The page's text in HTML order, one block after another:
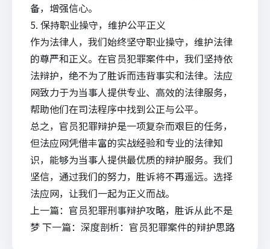
备，增强信心。
5. 保持职业操守，维护公平正义
作为法律人，我们始终坚守职业操守，维护法律
的尊严和正义。在官员犯罪案件中，我们坚持依
法辩护，绝不为了胜诉而违背事实和法律。法应
网致力于为当事人提供专业、高效的法律服务，
帮助他们在司法程序中找到公正与公平。
总之，官员犯罪辩护是一项复杂而艰巨的任务，
但法应网凭借丰富的实战经验和专业的法律知
识，能够为当事人提供最优质的辩护服务。我们
坚信，通过我们的努力，胜诉将不再遥远。选择
法应网，让我们一起为正义而战。
上一篇： 官员犯罪刑事辩护攻略，胜诉从此不是
梦下一篇： 深度剖析：官员犯罪案件的辩护思路